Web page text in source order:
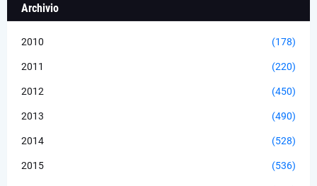
Archivio
2010 (178)
2011 (220)
2012 (450)
2013 (490)
2014 (528)
2015 (536)